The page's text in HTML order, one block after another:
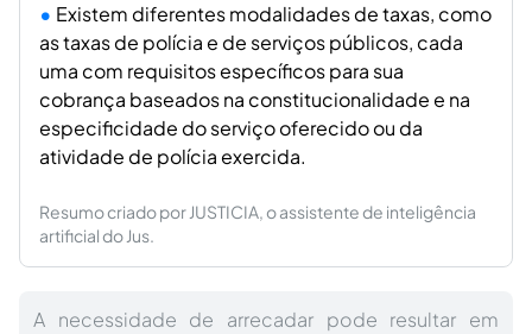
Existem diferentes modalidades de taxas, como
as taxas de polícia e de serviços públicos, cada
uma com requisitos específicos para sua
cobrança baseados na constitucionalidade e na
especificidade do serviço oferecido ou da
atividade de polícia exercida.
Resumo criado por JUSTICIA, o assistente de inteligência
artificial do Jus.
A necessidade de arrecadar pode resultar em